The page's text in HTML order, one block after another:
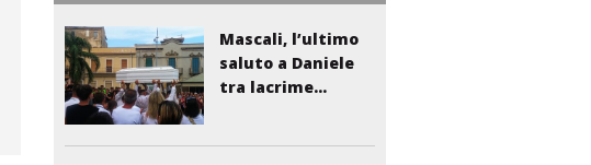
Mascali, l’ultimo
saluto a Daniele
tra lacrime...